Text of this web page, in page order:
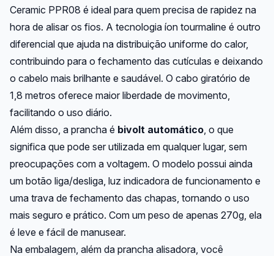
Ceramic PPR08 é ideal para quem precisa de rapidez na
hora de alisar os fios. A tecnologia íon tourmaline é outro
diferencial que ajuda na distribuição uniforme do calor,
contribuindo para o fechamento das cutículas e deixando
o cabelo mais brilhante e saudável. O cabo giratório de
1,8 metros oferece maior liberdade de movimento,
facilitando o uso diário.
Além disso, a prancha é bivolt automático, o que
significa que pode ser utilizada em qualquer lugar, sem
preocupações com a voltagem. O modelo possui ainda
um botão liga/desliga, luz indicadora de funcionamento e
uma trava de fechamento das chapas, tornando o uso
mais seguro e prático. Com um peso de apenas 270g, ela
é leve e fácil de manusear.
Na embalagem, além da prancha alisadora, você